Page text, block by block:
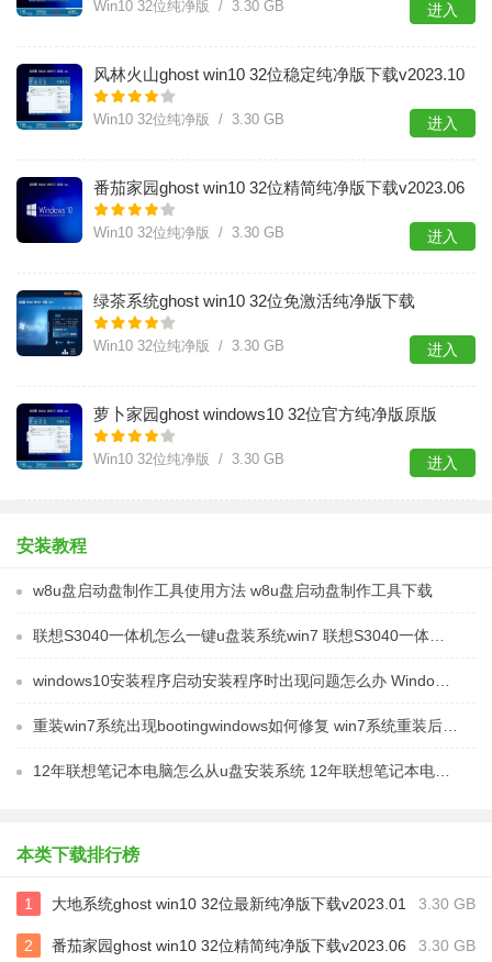
Win10 32位纯净版 / 3.30 GB 进入
​风林火山ghost win10 32位稳定纯净版下载v2023.10
Win10 32位纯净版 / 3.30 GB 进入
番茄家园ghost win10 32位精简纯净版下载v2023.06
Win10 32位纯净版 / 3.30 GB 进入
绿茶系统ghost win10 32位免激活纯净版下载
v2023.05
Win10 32位纯净版 / 3.30 GB 进入
萝卜家园ghost windows10 32位官方纯净版原版
v2023.01
Win10 32位纯净版 / 3.30 GB 进入
安装教程
w8u盘启动盘制作工具使用方法 w8u盘启动盘制作工具下载
本类下载排行榜
1 ​大地系统ghost win10 32位最新纯净版下载v2023.01 3.30 GB
2 番茄家园ghost win10 32位精简纯净版下载v2023.06 3.30 GB